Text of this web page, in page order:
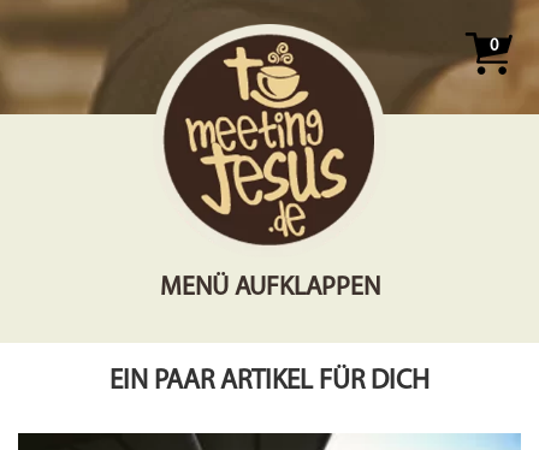
0
MENÜ AUFKLAPPEN
EIN PAAR ARTIKEL FÜR DICH